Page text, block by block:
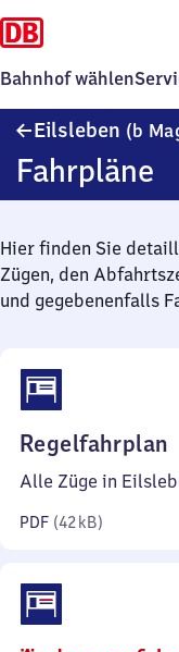
Bahnhof wählen
Eilsleben (b
Fahrpläne
Hier finden Sie
Zügen, den
und gegebenenfalls
Regelfahrplan
Alle Züge in
PDF (42 kB)